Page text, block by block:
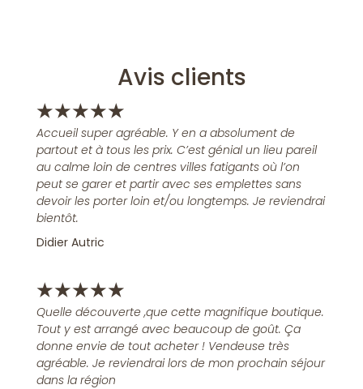
Avis clients
★★★★★
Accueil super agréable. Y en a absolument de
partout et à tous les prix. C’est génial un lieu pareil
au calme loin de centres villes fatigants où l’on
peut se garer et partir avec ses emplettes sans
devoir les porter loin et/ou longtemps. Je reviendrai
bientôt.
Didier Autric
★★★★★
Quelle découverte ,que cette magnifique boutique.
Tout y est arrangé avec beaucoup de goût. Ça
donne envie de tout acheter ! Vendeuse très
agréable. Je reviendrai lors de mon prochain séjour
dans la région